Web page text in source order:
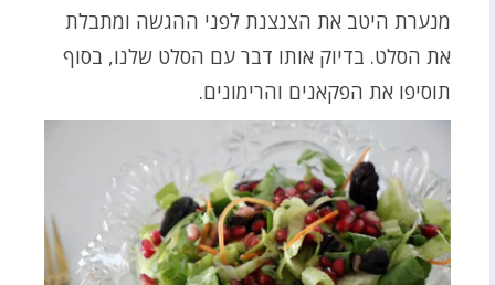
מנערת היטב את הצנצנת לפני ההגשה ומתבלת
את הסלט. בדיוק אותו דבר עם הסלט שלנו, בסוף
תוסיפו את הפקאנים והרימונים.